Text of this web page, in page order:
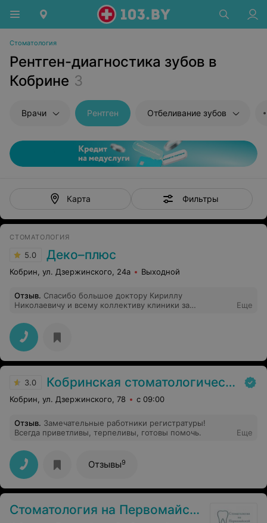
Стоматология
Рентген-диагностика зубов в
Кобрине 3
Врачи Рентген Отбеливание зубов
Карта Фильтры
СТОМАТОЛОГИЯ
5.0 Деко–плюс
Кобрин, ул. Дзержинского, 24а Выходной
Отзыв. Спасибо большое доктору Кириллу
Николаевичу и всему коллективу клиники за
четкий план лечения и информацию о стоимости
услуг. Являюсь пациентом этой клиники 18 лет и
всегда после приема выхожу с улыбкой и с хорошим
настроением. И самое важное,что качество на долгие
года, проверено временем. Рекомендую всем при
в Кобрине. Кириллу Николаевичу желаю всего самого
доброго и хорошего!!!
Еще
3.0 Кобринская стоматологическая поликлиника
Кобрин, ул. Дзержинского, 78 с 09:00
Отзыв. Замечательные работники регистратуры!
Всегда приветливы, терпеливы, готовы помочь.
Еще
Отзывы9
Стоматология на Первомайской